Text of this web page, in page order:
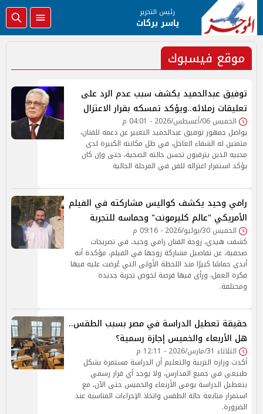
رئيس التحرير
ياسر بركات
موقع فيسبوك
توفيق عبدالحميد يكشف سبب عدم الرد على
تعليقات زملائه..ويؤكد تمسكه بقرار الاعتزال
الخميس 06/أغسطس/2026 - 04:01 م
يواصل جمهور توفيق عبدالحميد التعبير عن دعمه للفنان،
متمنين له الشفاء العاجل، في ظل مكانته الكبيرة لدى
محبيه الذين يترقبون تحسن حالته الصحية، حتى وإن كان
يؤكد استمرار اعتزاله للفن في المرحلة الحالية
رامي وحيد يكشف كواليس مشاركته في الفيلم
الأمريكي "عالم كليرمونت" وحماسه للتجربة
الخميس 30/يوليو/2026 - 09:16 م
كشفت هيدي، زوجة الفنان رامي وحيد، في تصريحات
صحفية، عن تفاصيل مشاركة زوجها في الفيلم، مؤكدة أنه
أبدى حماسًا كبيرًا منذ اللحظة الأولى التي عُرضت عليه فيها
فكرة العمل، ورأى فيها فرصة لخوض تجربة جديدة
ومختلفة.
حقيقة تعطيل الدراسة في مصر بسبب الطقس..
هل الأربعاء والخميس إجازة رسمية؟
الثلاثاء 31/مارس/2026 - 12:11 م
أكدت وزارة التربية والتعليم أن الدراسة مستمرة بشكل
طبيعي في جميع المدارس، ولا يوجد أي قرار رسمي
بتعطيل الدراسة يومي الأربعاء والخميس حتى الآن، مع
استمرار متابعة حالة الطقس واتخاذ الإجراءات المناسبة عند
الضرورة.